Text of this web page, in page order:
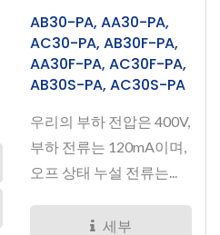
AB30-PA, AA30-PA,
AC30-PA, AB30F-PA,
AA30F-PA, AC30F-PA,
AB30S-PA, AC30S-PA
우리의 부하 전압은 400V,
부하 전류는 120mA이며,
오프 상태 누설 전류는...
세부